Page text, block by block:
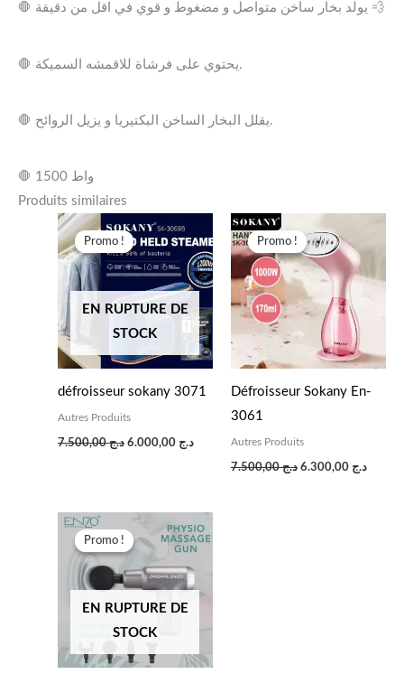
🛑 يولد بخار ساخن متواصل و مضغوط و قوي في اقل من دقيقة 💨
🛑 يحتوي على فرشاة للاقمشه السميكة.
🛑 يقلل البخار الساخن البكتيريا و يزيل الروائح.
🛑 1500 واط
Produits similaires
Promo !
EN RUPTURE DE
STOCK
Promo !
défroisseur sokany 3071
Autres Produits
د.ج7.500,00
prix
initial
était :
د.ج 7.500,00.
د.ج 6.000,00
prix
actuel
est :
د.ج 6.000,00.
Promo !
Promo !
Défroisseur Sokany En-
3061
Autres Produits
د.ج7.500,00
prix
initial
était :
د.ج 7.500,00.
د.ج 6.300,00
actuel
Promo !
EN RUPTURE DE
STOCK
Promo !
Le
prix
initial
était :
prix
actuel